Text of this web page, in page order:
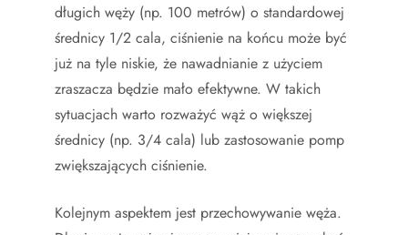
długich węży (np. 100 metrów) o standardowej
średnicy 1/2 cala, ciśnienie na końcu może być
już na tyle niskie, że nawadnianie z użyciem
zraszacza będzie mało efektywne. W takich
sytuacjach warto rozważyć wąż o większej
średnicy (np. 3/4 cala) lub zastosowanie pomp
zwiększających ciśnienie.
Kolejnym aspektem jest przechowywanie węża.